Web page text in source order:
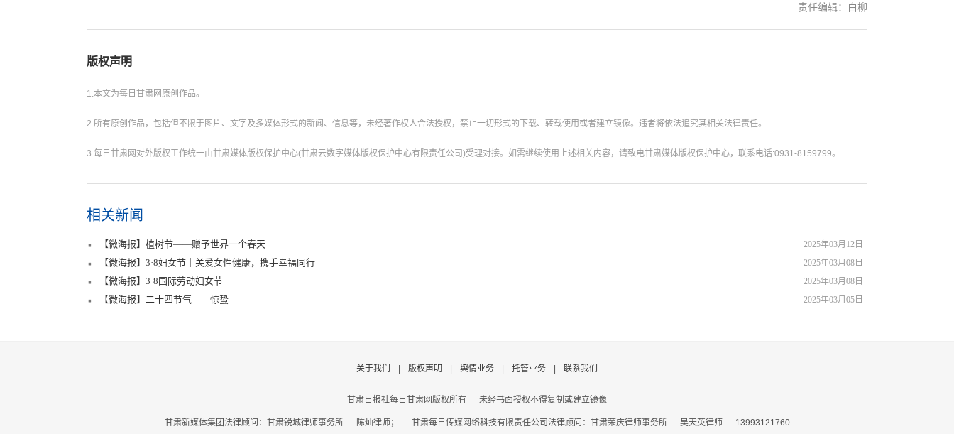
责任编辑：白柳
版权声明
1.本文为每日甘肃网原创作品。
2.所有原创作品，包括但不限于图片、文字及多媒体形式的新闻、信息等，未经著作权人合法授权，禁止一切形式的下载、转载使用或者建立镜像。违者将依法追究其相关法律责任。
3.每日甘肃网对外版权工作统一由甘肃媒体版权保护中心(甘肃云数字媒体版权保护中心有限责任公司)受理对接。如需继续使用上述相关内容，请致电甘肃媒体版权保护中心，联系电话:0931-8159799。
相关新闻
2025年03月12日
【微海报】植树节——赠予世界一个春天
2025年03月08日
【微海报】3·8妇女节｜关爱女性健康，携手幸福同行
2025年03月08日
【微海报】3·8国际劳动妇女节
2025年03月05日
【微海报】二十四节气——惊蛰
关于我们 版权声明 舆情业务 托管业务 联系我们
甘肃日报社每日甘肃网版权所有 未经书面授权不得复制或建立镜像
甘肃新媒体集团法律顾问：甘肃锐城律师事务所 陈灿律师； 甘肃每日传媒网络科技有限责任公司法律顾问：甘肃荣庆律师事务所 吴天英律师 13993121760